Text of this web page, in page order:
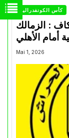
كأس الكونفدرالية
: الزمالك
Mai 1, 2026